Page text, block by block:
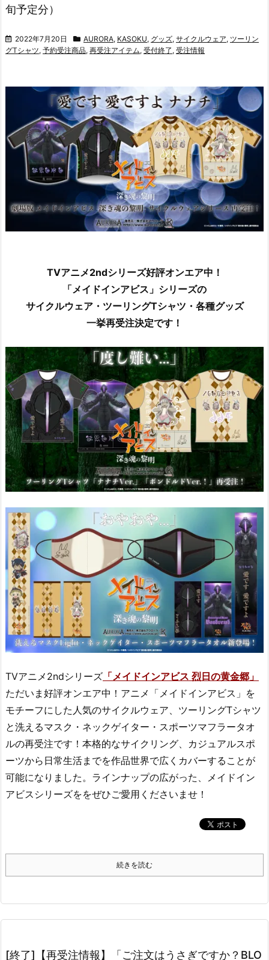
旬予定分）
2022年7月20日 AURORA, KASOKU, グッズ, サイクルウェア, ツーリン
グTシャツ, 予約受注商品, 再受注アイテム, 受付終了 , 受注情報
TVアニメ2ndシリーズ好評オンエア中！
「メイドインアビス」シリーズの
サイクルウェア・ツーリングTシャツ・各種グッズ
一挙再受注決定です！
TVアニメ2ndシリーズ 「メイドインアビス 烈日の黄金郷」
ただいま好評オンエア中！アニメ「メイドインアビス」を
モチーフにした人気のサイクルウェア、ツーリングTシャツ
と洗えるマスク・ネックゲイター・スポーツマフラータオ
ルの再受注です！本格的なサイクリング、カジュアルスポ
ーツから日常生活までを作品世界で広くカバーすることが
可能になりました。ラインナップの広がった、メイドイン
アビスシリーズををぜひご愛用くださいませ！
続きを読む
[終了]【再受注情報】「ご注文はうさぎですか？BLO